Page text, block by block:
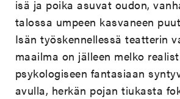
isä ja poika asuvat oudon,
talossa umpeen kasvaneen
Isän työskennellessä teatterin
maailma on jälleen melko
psykologiseen fantasiaan
avulla, herkän pojan tiukasta